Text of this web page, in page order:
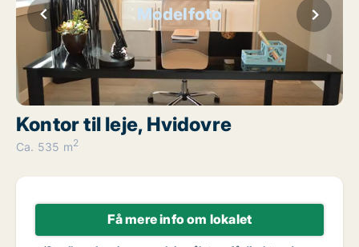
Modelfoto
Kontor til leje, Hvidovre
Ca. 535 m2
Få mere info om lokalet